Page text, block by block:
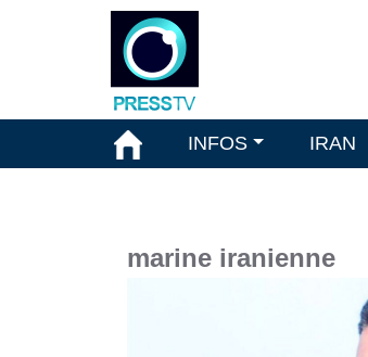
INFOS IRAN
marine iranienne